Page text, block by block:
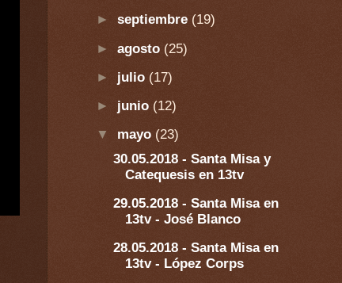
► septiembre (19)
► agosto (25)
► julio (17)
► junio (12)
▼ mayo (23)
30.05.2018 - Santa Misa y
Catequesis en 13tv
29.05.2018 - Santa Misa en
13tv - José Blanco
28.05.2018 - Santa Misa en
13tv - López Corps